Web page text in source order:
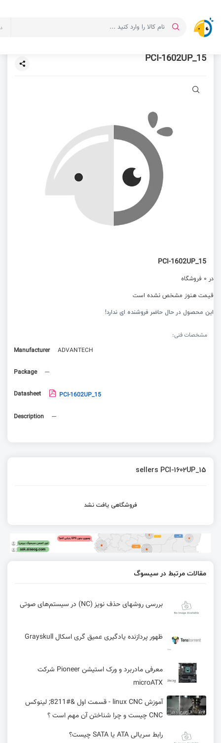
PCI-1602UP_15
PCI-1602UP_15
در 0 فروشگاه
قیمت هنوز مشخص نشده است
این محصول در حال حاضر فروشنده ای ندارد!
مشخصات فنی:
Manufacturer
ADVANTECH
Package ---
Datasheet PCI-1602UP_15
Description ---
sellers PCI-1602UP_15
فروشگاهی یافت نشد
مقالات مرتبط در سیسوگ
بررسی روشهای حذف نویز (NC) در سیستم‌های صوتی
ظهور پردازنده یادگیری عمیق گری اسکال Grayskull
معرفی مادربرد و ورک استیشن Pioneer شرکت
microATX
آموزش linux CNC - قسمت اول &#8211; لینوکس
CNC چیست و چرا شناختن آن مهم است ؟
رابط سریالی ATA یا SATA چیست؟